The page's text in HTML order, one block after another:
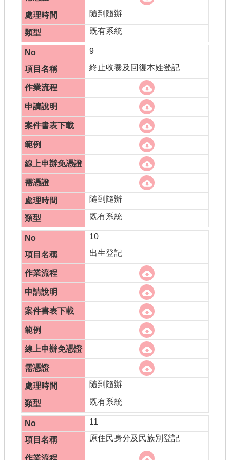
隨到隨辦
既有系統
9
終止收養及回復本姓登記
隨到隨辦
既有系統
10
出生登記
隨到隨辦
既有系統
11
原住民身分及民族別登記